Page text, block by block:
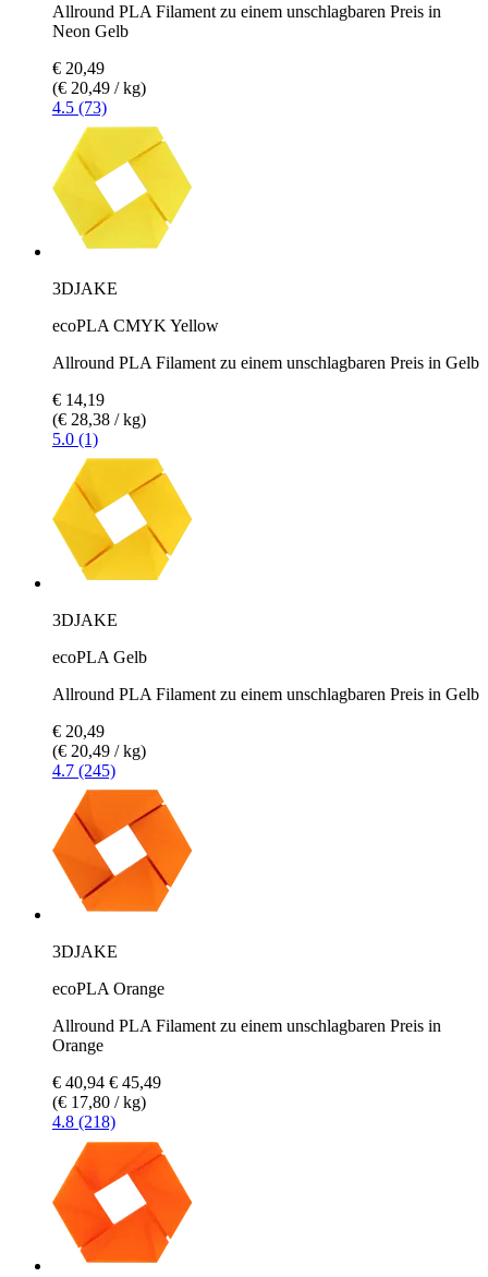
Allround PLA Filament zu einem unschlagbaren Preis in
Neon Gelb
€ 20,49
(€ 20,49 / kg)
4.5 (73)
3DJAKE
ecoPLA CMYK Yellow
Allround PLA Filament zu einem unschlagbaren Preis in Gelb
€ 14,19
(€ 28,38 / kg)
5.0 (1)
3DJAKE
ecoPLA Gelb
Allround PLA Filament zu einem unschlagbaren Preis in Gelb
€ 20,49
(€ 20,49 / kg)
4.7 (245)
3DJAKE
ecoPLA Orange
Allround PLA Filament zu einem unschlagbaren Preis in
Orange
€ 40,94 € 45,49
(€ 17,80 / kg)
4.8 (218)